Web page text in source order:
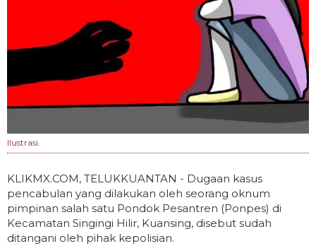
Ilustrasi.
KLIKMX.COM, TELUKKUANTAN - Dugaan kasus
pencabulan yang dilakukan oleh seorang oknum
pimpinan salah satu Pondok Pesantren (Ponpes) di
Kecamatan Singingi Hilir, Kuansing, disebut sudah
ditangani oleh pihak kepolisian.